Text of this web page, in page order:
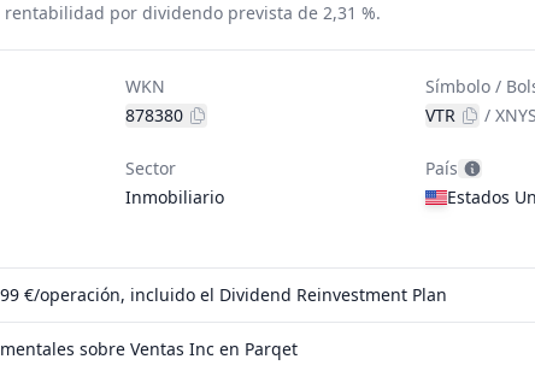
por dividendo prevista de 2,31 %.
WKN
878380
Símbolo /
VTR
/XNYS
Sector
Inmobiliario
País
Estados
€/operación, incluido el Dividend Reinvestment Plan
sobre Ventas Inc en Parqet